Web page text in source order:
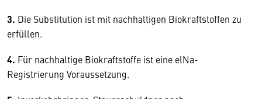
3. Die Substitution ist mit nachhaltigen Biokraftstoffen zu
erfüllen.
4. Für nachhaltige Biokraftstoffe ist eine elNa-
Registrierung Voraussetzung.